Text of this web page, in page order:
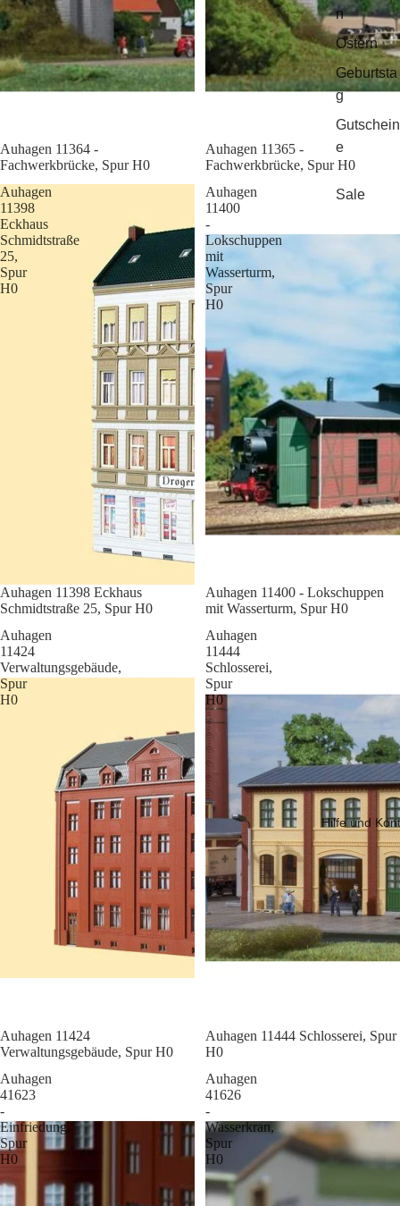
n
Ostern
Geburtsta
g
Gutschein
e
Sale
Hilfe und
Sale
Auhagen 11364 -
Fachwerkbrücke, Spur H0
Sale
Auhagen 11365 -
Fachwerkbrücke, Spur H0
Auhagen
11398
Eckhaus
Schmidtstraße
25,
Spur
H0
Sale
Auhagen 11398 Eckhaus
Schmidtstraße 25, Spur H0
Auhagen
11400
-
Lokschuppen
mit
Wasserturm,
Spur
H0
Sale
Auhagen 11400 - Lokschuppen
mit Wasserturm, Spur H0
Auhagen
11424
Verwaltungsgebäude,
Spur
H0
Sale
Auhagen 11424
Verwaltungsgebäude, Spur H0
Auhagen
11444
Schlosserei,
Spur
H0
Sale
Auhagen 11444 Schlosserei, Spur
H0
Auhagen
41623
-
Einfriedung,
Spur
H0
Auhagen
41626
-
Wasserkran,
Spur
H0